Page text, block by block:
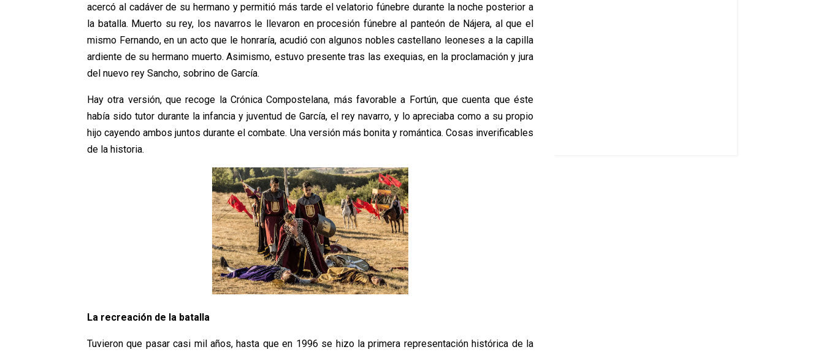
acercó al cadáver de su hermano y permitió más tarde el velatorio fúnebre durante la noche posterior a
la batalla. Muerto su rey, los navarros le llevaron en procesión fúnebre al panteón de Nájera, al que el
mismo Fernando, en un acto que le honraría, acudió con algunos nobles castellano leoneses a la capilla
ardiente de su hermano muerto. Asimismo, estuvo presente tras las exequias, en la proclamación y jura
del nuevo rey Sancho, sobrino de García.
Hay otra versión, que recoge la Crónica Compostelana, más favorable a Fortún, que cuenta que éste
había sido tutor durante la infancia y juventud de García, el rey navarro, y lo apreciaba como a su propio
hijo cayendo ambos juntos durante el combate. Una versión más bonita y romántica. Cosas inverificables
de la historia.
La recreación de la batalla
Tuvieron que pasar casi mil años, hasta que en 1996 se hizo la primera representación histórica de la